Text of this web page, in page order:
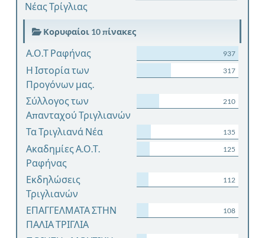
Νέας Τρίγλιας
Κορυφαίοι 10 πίνακες
Α.Ο.Τ Ραφήνας 937
Η Ιστορία των
Προγόνων μας.
317
Σύλλογος των
Απανταχού Τριγλιανών
210
Τα Τριγλιανά Νέα 135
Ακαδημίες Α.Ο.Τ.
Ραφήνας
125
Εκδηλώσεις
Τριγλιανών
112
ΕΠΑΓΓΕΛΜΑΤΑ ΣΤΗΝ
ΠΑΛΙΑ ΤΡΙΓΛΙΑ
108